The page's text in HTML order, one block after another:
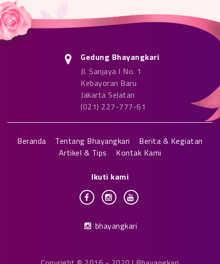
Gedung Bhayangkari
Jl. Sanjaya I No. 1
Kebayoran Baru
Jakarta Selatan
(021) 227-777-61
Beranda Tentang Bhayangkari
Berita & Kegiatan
Artikel & Tips
Kontak Kami
bhayangkari
Ikuti kami